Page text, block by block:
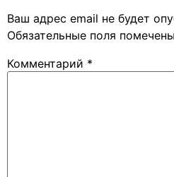
Ваш адрес email не будет
Обязательные поля помечены
Комментарий *